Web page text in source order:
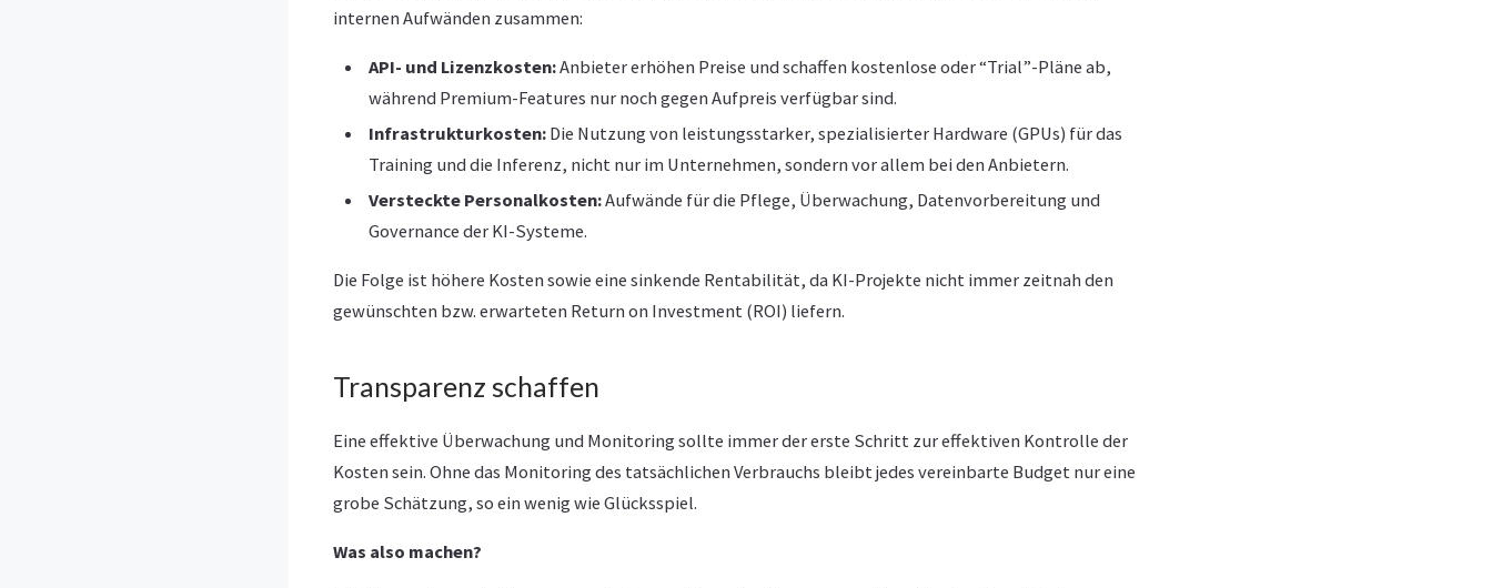
internen Aufwänden zusammen:
API- und Lizenzkosten:Anbieter erhöhen Preise und schaffen kostenlose oder “Trial”-Pläne ab,
während Premium-Features nur noch gegen Aufpreis verfügbar sind.
Infrastrukturkosten: Die Nutzung von leistungsstarker, spezialisierter Hardware (GPUs) für das
Training und die Inferenz, nicht nur im Unternehmen, sondern vor allem bei den Anbietern.
Versteckte Personalkosten:Aufwände für die Pflege, Überwachung, Datenvorbereitung und
Governance der KI-Systeme.
Die Folge ist höhere Kosten sowie eine sinkende Rentabilität, da KI-Projekte nicht immer zeitnah den
gewünschten bzw. erwarteten Return on Investment (ROI) liefern.
Transparenz schaffen
Eine effektive Überwachung und Monitoring sollte immer der erste Schritt zur effektiven Kontrolle der
Kosten sein. Ohne das Monitoring des tatsächlichen Verbrauchs bleibt jedes vereinbarte Budget nur eine
grobe Schätzung, so ein wenig wie Glücksspiel.
Was also machen?